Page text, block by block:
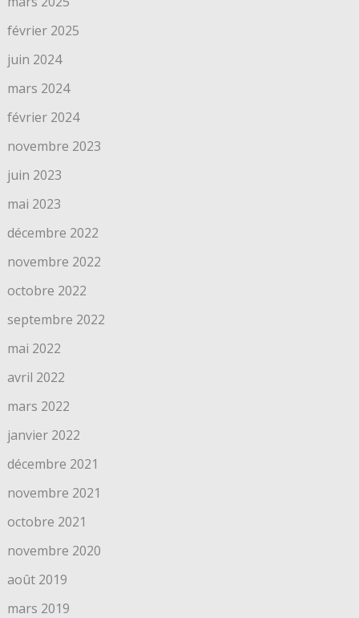
février 2025
juin 2024
mars 2024
février 2024
novembre 2023
juin 2023
mai 2023
décembre 2022
novembre 2022
octobre 2022
septembre 2022
mai 2022
avril 2022
mars 2022
janvier 2022
décembre 2021
novembre 2021
octobre 2021
novembre 2020
août 2019
mars 2019